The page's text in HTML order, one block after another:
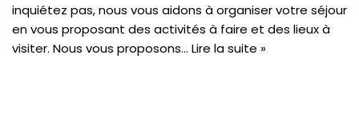
inquiétez pas, nous vous aidons à organiser votre séjour
en vous proposant des activités à faire et des lieux à
visiter. Nous vous proposons… Lire la suite »